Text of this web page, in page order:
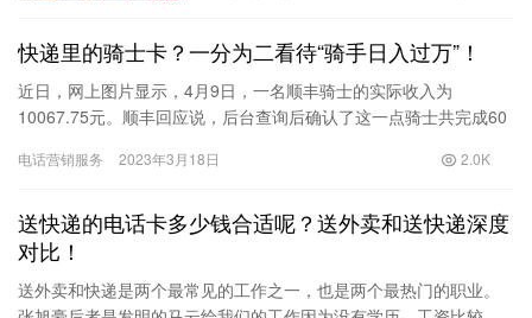
快递里的骑士卡？一分为二看待“骑手日入过万”！
近日，网上图片显示，4月9日，一名顺丰骑士的实际收入为
10067.75元。顺丰回应说，后台查询后确认了这一点骑士共完成60
电话营销服务 2023年3月18日 2.0K
送快递的电话卡多少钱合适呢？送外卖和送快递深度
对比！
送外卖和快递是两个最常见的工作之一，也是两个最热门的职业。